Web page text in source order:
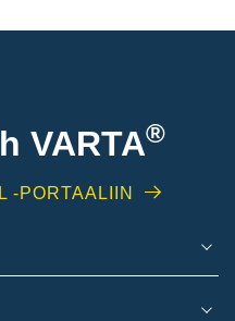
VARTA®
-PORTAALIIN